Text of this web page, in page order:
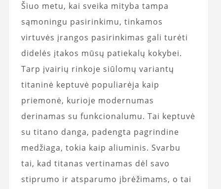
Šiuo metu, kai sveika mityba tampa
sąmoningu pasirinkimu, tinkamos
virtuvės įrangos pasirinkimas gali turėti
didelės įtakos mūsų patiekalų kokybei.
Tarp įvairių rinkoje siūlomų variantų
titaninė keptuvė populiarėja kaip
priemonė, kurioje modernumas
derinamas su funkcionalumu. Tai keptuvė
su titano danga, padengta pagrindine
medžiaga, tokia kaip aliuminis. Svarbu
tai, kad titanas vertinamas dėl savo
stiprumo ir atsparumo įbrėžimams, o tai